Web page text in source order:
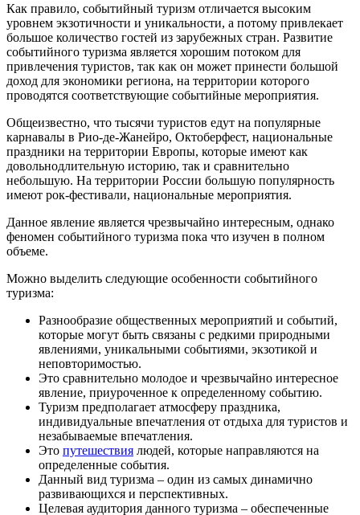
Как правило, событийный туризм отличается высоким
уровнем экзотичности и уникальности, а потому привлекает
большое количество гостей из зарубежных стран. Развитие
событийного туризма является хорошим потоком для
привлечения туристов, так как он может принести большой
доход для экономики региона, на территории которого
проводятся соответствующие событийные мероприятия.
Общеизвестно, что тысячи туристов едут на популярные
карнавалы в Рио-де-Жанейро, Октоберфест, национальные
праздники на территории Европы, которые имеют как
довольнодлительную историю, так и сравнительно
небольшую. На территории России большую популярность
имеют рок-фестивали, национальные мероприятия.
Данное явление является чрезвычайно интересным, однако
феномен событийного туризма пока что изучен в полном
объеме.
Можно выделить следующие особенности событийного
туризма:
Разнообразие общественных мероприятий и событий,
которые могут быть связаны с редкими природными
явлениями, уникальными событиями, экзотикой и
неповторимостью.
Это сравнительно молодое и чрезвычайно интересное
явление, приуроченное к определенному событию.
Туризм предполагает атмосферу праздника,
индивидуальные впечатления от отдыха для туристов и
незабываемые впечатления.
Это путешествия людей, которые направляются на
определенные события.
Данный вид туризма – один из самых динамично
развивающихся и перспективных.
Целевая аудитория данного туризма – обеспеченные